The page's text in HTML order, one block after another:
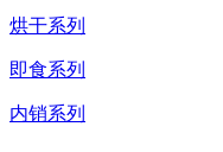
烘干系列
即食系列
内销系列